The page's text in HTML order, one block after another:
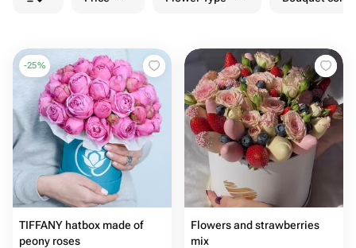
-25%
TIFFANY hatbox made of
peony roses
Flowers and strawberries
mix